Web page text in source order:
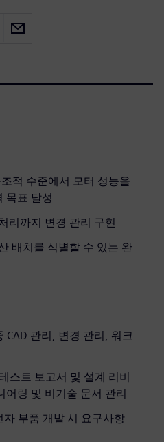
적 수준에서 모터 성능을
목표 달성
리까지 변경 관리 구현
배치를 식별할 수 있는 완
CAD 관리, 변경 관리, 워크
스트 보고서 및 설계 리비
어링 및 비기술 문서 관리
자 부품 개발 시 요구사항